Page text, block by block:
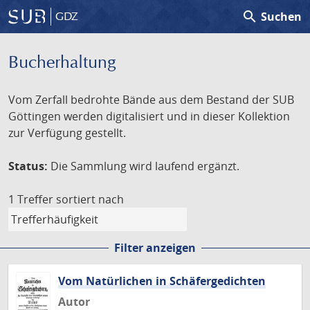
GDZ search Suchen
Bucherhaltung
Vom Zerfall bedrohte Bände aus dem Bestand der SUB
Göttingen werden digitalisiert und in dieser Kollektion
zur Verfügung gestellt.
Status: Die Sammlung wird laufend ergänzt.
1 Treffer sortiert nach
Filter anzeigen
Vom Natürlichen in Schäfergedichten
Autor